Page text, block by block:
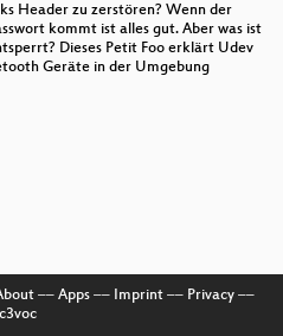
Header zu zerstören? Wenn der
kommt ist alles gut. Aber was ist
Dieses Petit Foo erklärt Udev
Geräte in der Umgebung
–– Apps–– Imprint–– Privacy––
c3voc